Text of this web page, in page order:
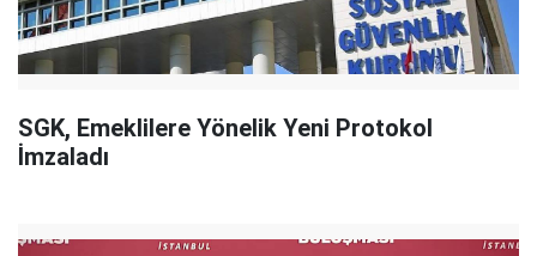
SGK, Emeklilere Yönelik Yeni Protokol
İmzaladı